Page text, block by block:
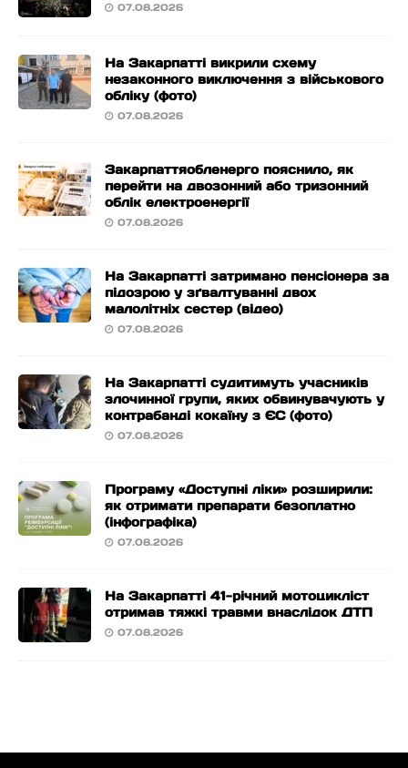
07.08.2026
На Закарпатті викрили схему
незаконного виключення з військового
обліку (фото)
07.08.2026
Закарпаттяобленерго пояснило, як
перейти на двозонний або тризонний
облік електроенергії
07.08.2026
На Закарпатті затримано пенсіонера за
підозрою у зґвалтуванні двох
малолітніх сестер (відео)
07.08.2026
На Закарпатті судитимуть учасників
злочинної групи, яких обвинувачують у
контрабанді кокаїну з ЄС (фото)
07.08.2026
Програму «Доступні ліки» розширили:
як отримати препарати безоплатно
(інфографіка)
07.08.2026
На Закарпатті 41-річний мотоцикліст
отримав тяжкі травми внаслідок ДТП
07.08.2026